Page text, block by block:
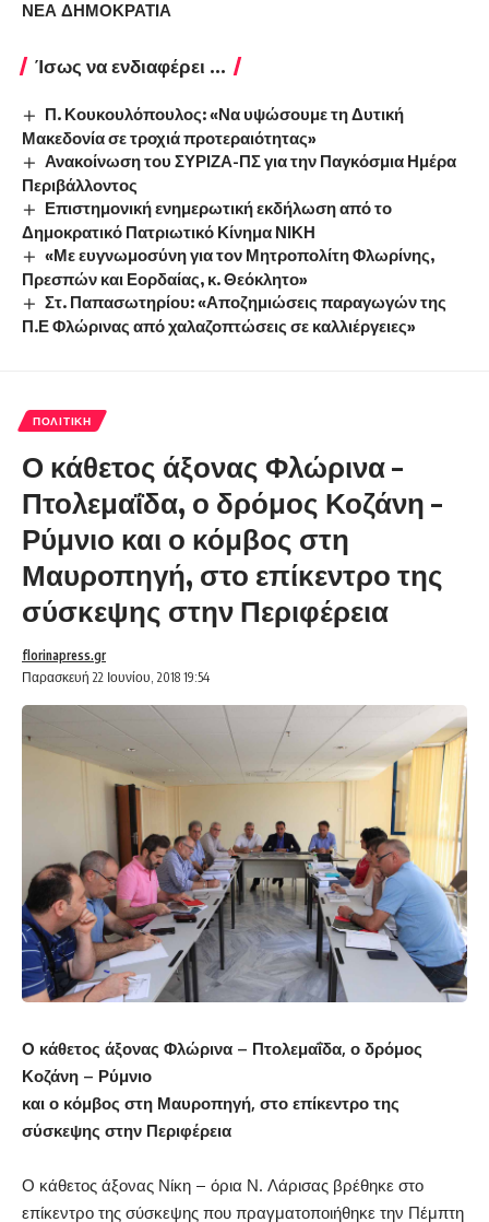
ΝΕΑ ΔΗΜΟΚΡΑΤΙΑ
Ίσως να ενδιαφέρει ...
Π. Κουκουλόπουλος: «Να υψώσουμε τη Δυτική
Μακεδονία σε τροχιά προτεραιότητας»
Ανακοίνωση του ΣΥΡΙΖΑ-ΠΣ για την Παγκόσμια Ημέρα
Περιβάλλοντος
Επιστημονική ενημερωτική εκδήλωση από το
Δημοκρατικό Πατριωτικό Κίνημα ΝΙΚΗ
«Με ευγνωμοσύνη για τον Μητροπολίτη Φλωρίνης,
Πρεσπών και Εορδαίας, κ. Θεόκλητο»
Στ. Παπασωτηρίου: «Αποζημιώσεις παραγωγών της
Π.Ε Φλώρινας από χαλαζοπτώσεις σε καλλιέργειες»
ΠΟΛΙΤΙΚΉ
Ο κάθετος άξονας Φλώρινα –
Πτολεμαΐδα, ο δρόμος Κοζάνη –
Ρύμνιο και ο κόμβος στη
Μαυροπηγή, στο επίκεντρο της
σύσκεψης στην Περιφέρεια
Παρασκευή 22 Ιουνίου, 2018 19:54
florinapress.gr
Ο κάθετος άξονας Φλώρινα – Πτολεμαΐδα, ο δρόμος
Κοζάνη – Ρύμνιο
και ο κόμβος στη Μαυροπηγή, στο επίκεντρο της
σύσκεψης στην Περιφέρεια
Ο κάθετος άξονας Νίκη – όρια Ν. Λάρισας βρέθηκε στο
επίκεντρο της σύσκεψης που πραγματοποιήθηκε την Πέμπτη